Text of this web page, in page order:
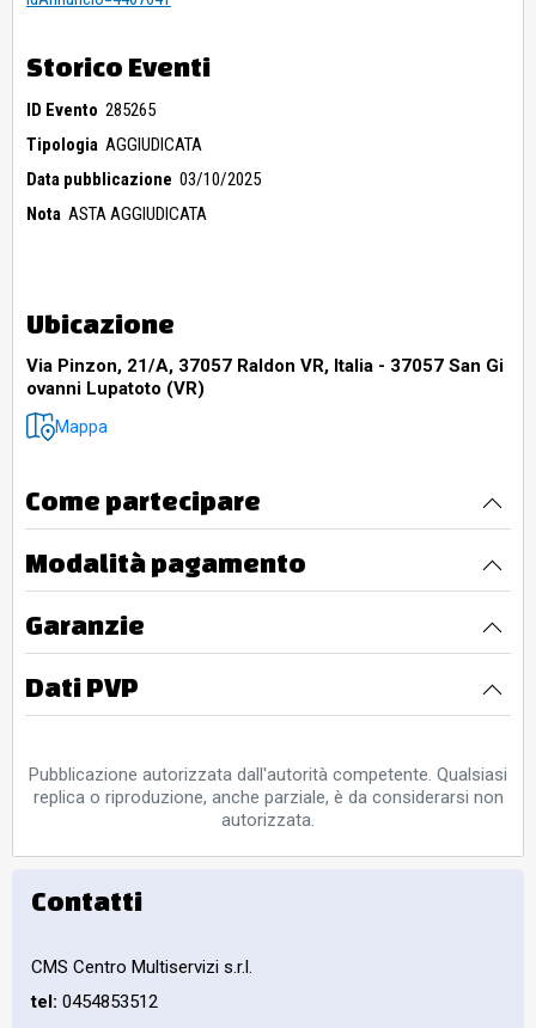
Storico Eventi
ID Evento 285265
Tipologia AGGIUDICATA
Data pubblicazione 03/10/2025
Nota ASTA AGGIUDICATA
Ubicazione
Via Pinzon, 21/A, 37057 Raldon VR, Italia - 37057 San Gi
ovanni Lupatoto (VR)
Mappa
Come partecipare
Modalità pagamento
Garanzie
Dati PVP
Pubblicazione autorizzata dall'autorità competente. Qualsiasi
replica o riproduzione, anche parziale, è da considerarsi non
autorizzata.
Contatti
CMS Centro Multiservizi s.r.l.
tel: 0454853512